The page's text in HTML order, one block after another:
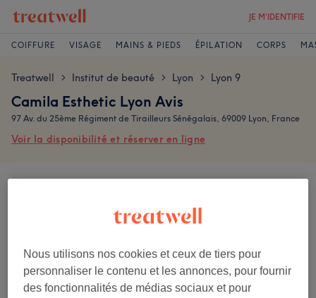
JE M'IDENTIFIE
COIFFURE VISAGE MAINS & PIEDS ÉPILATION CORPS
Treatwell > Institut de beauté > Lyon > Lyon 9
Camila Esthetic Lyon Avis
97 Av. du 25ème Régiment de Tirailleurs Sénégalais, 69009 Lyon, France
Voir la disponibilité et réserver en ligne
5,0
Ambiance
Nous utilisons nos cookies et ceux de tiers pour
personnaliser le contenu et les annonces, pour fournir
des fonctionnalités de médias sociaux et pour